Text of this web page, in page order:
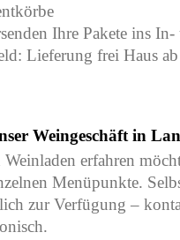
Ihre Pakete ins
Lieferung frei Haus
Weingeschäft in
Weinladen erfahren
Menüpunkte.
zur Verfügung –